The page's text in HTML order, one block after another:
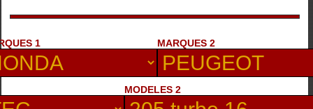
1 MARQUES 2
MODELES 2